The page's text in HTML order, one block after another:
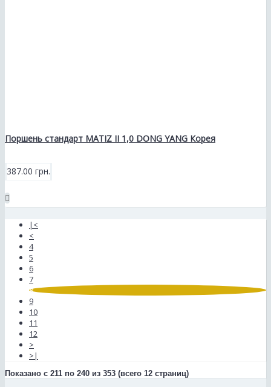
Поршень стандарт MATIZ II 1,0 DONG YANG Корея
387.00 грн.
|<
<
4
5
6
7
8
9
10
11
12
>
>|
Показано с 211 по 240 из 353 (всего 12 страниц)